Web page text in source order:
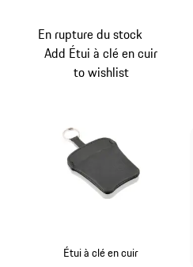
Étui à clé en cuir
En rupture du stock
Add Étui à clé en cuir
to wishlist